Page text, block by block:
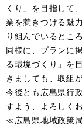
くり」を目指して
業を惹きつける魅
り組んでいるところ
同様に、プランに
る環境づくり」を
きましても、取組
今後とも広島県行
すよう、よろしく
≪広島県地域政策